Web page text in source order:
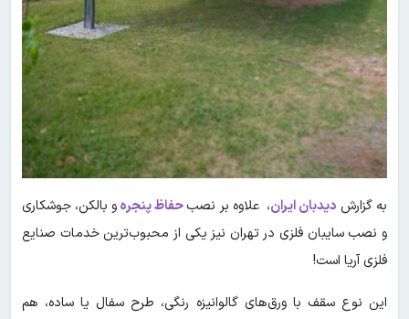
به گزارش دیدبان ایران، علاوه بر نصبحفاظ پنجرهو بالکن، جوشکاری
و نصب سایبان فلزی در تهران نیز یکی از محبوب‌ترین خدمات صنایع
فلزی آریا است!
این نوع سقف با ورق‌های گالوانیزه رنگی، طرح سفال یا ساده، هم